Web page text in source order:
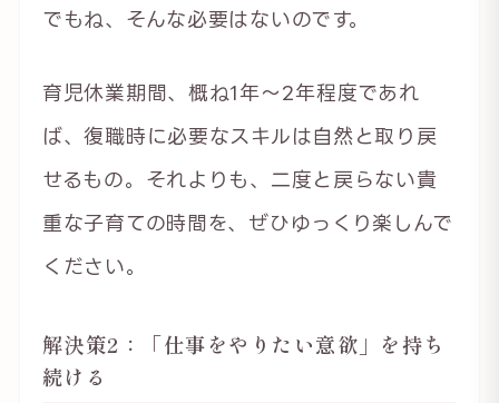
でもね、そんな必要はないのです。
育児休業期間、概ね1年～2年程度であれ
ば、復職時に必要なスキルは自然と取り戻
せるもの。それよりも、二度と戻らない貴
重な子育ての時間を、ぜひゆっくり楽しんで
ください。
解決策2：「仕事をやりたい意欲」を持ち
続ける